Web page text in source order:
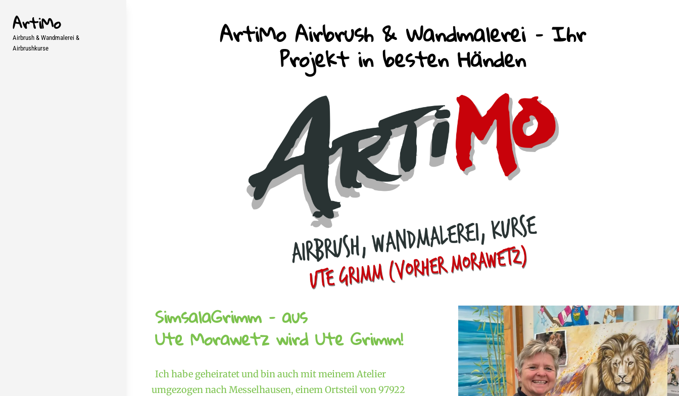
content
ArtiMo
Airbrush & Wandmalerei &
Airbrushkurse
ArtiMo Airbrush & Wandmalerei – Ihr
Projekt in besten Händen
SimsalaGrimm – aus
Ute Morawetz wird Ute Grimm!
Ich habe geheiratet und bin auch mit meinem Atelier
umgezogen nach Messelhausen, einem Ortsteil von 97922